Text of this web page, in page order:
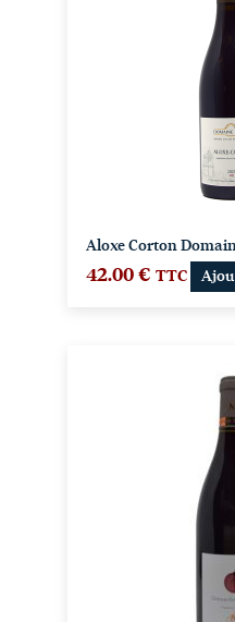
Aloxe Corton
42.00 € TTC